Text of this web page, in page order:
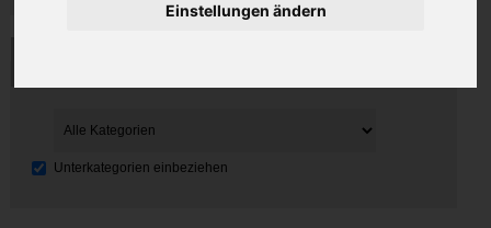
Einstellungen ändern
Unterkategorien einbeziehen